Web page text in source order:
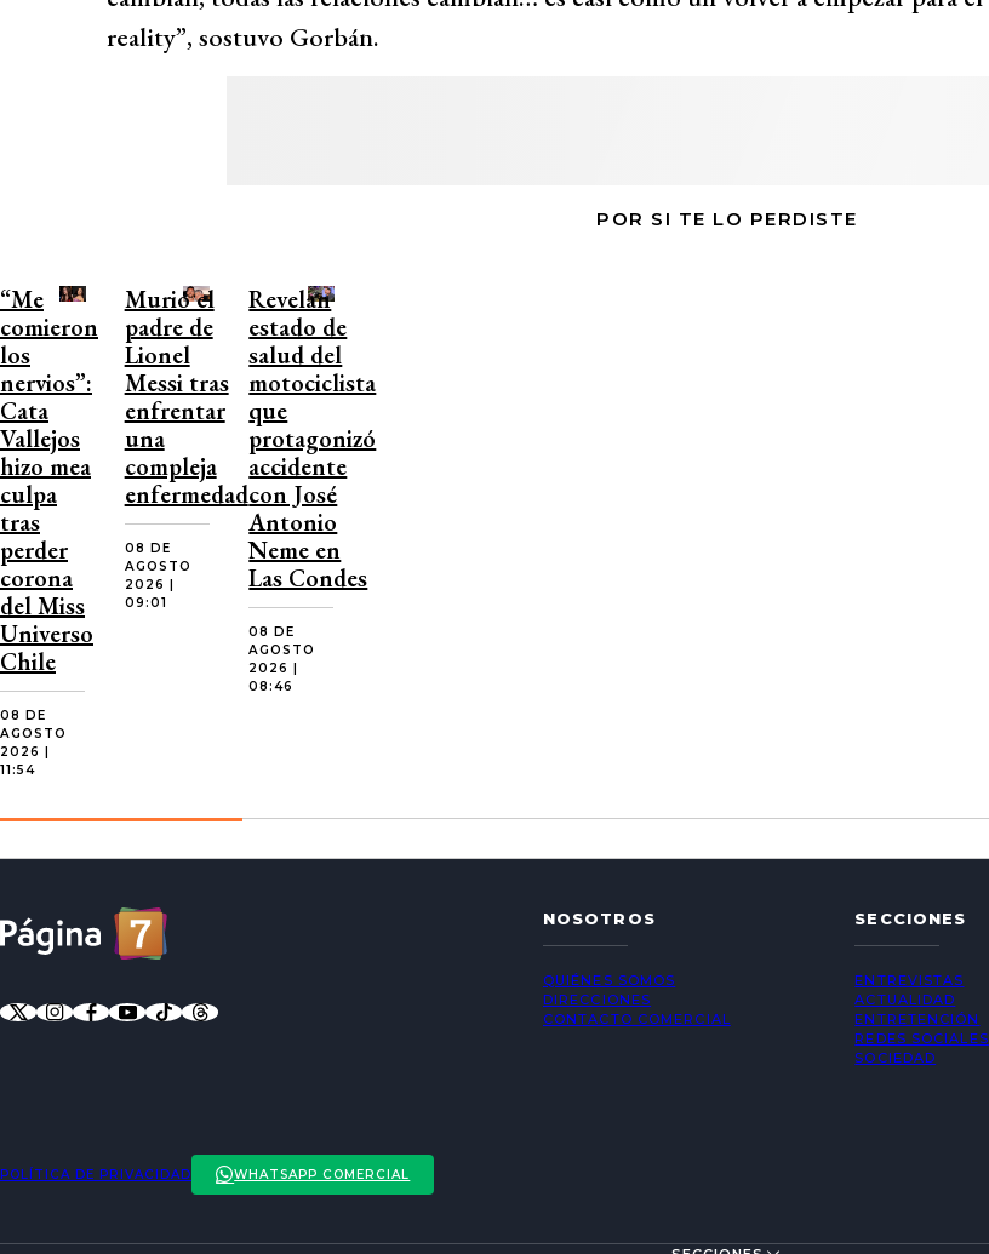
reality”, sostuvo Gorbán.
POR SI TE LO PERDISTE
“Me
comieron
los
nervios”:
Cata
Vallejos
hizo mea
culpa
tras
perder
corona
del Miss
Universo
Chile
08 DE
AGOSTO
2026 |
11:54
Murió el
padre de
Lionel
Messi tras
enfrentar
una
compleja
enfermedad
08 DE
AGOSTO
2026 |
09:01
Revelan
estado de
salud del
motociclista
que
protagonizó
accidente
con José
Antonio
Neme en
Las Condes
08 DE
AGOSTO
2026 |
08:46
NOSOTROS
QUIÉNES SOMOS
DIRECCIONES
CONTACTO COMERCIAL
SECCIONES
ENTREVISTAS
ACTUALIDAD
ENTRETENCIÓN
REDES SOCIALES
SOCIEDAD
POLÍTICA DE PRIVACIDAD WHATSAPP COMERCIAL